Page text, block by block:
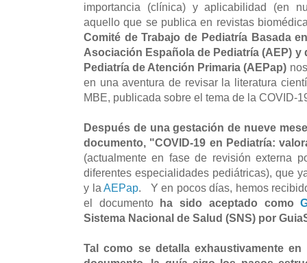
importancia (clínica) y aplicabilidad (en
aquello que se publica en revistas
Comité de Trabajo de Pediatría Basada
Asociación Española de Pediatría (AEP)
Pediatría de Atención Primaria (AEPap)
en una aventura de revisar la literatura
MBE, publicada sobre el tema de la COVID-
Después de una gestación de nueve
documento, "COVID-19 en Pediatría:
(actualmente en fase de revisión externa
diferentes especialidades pediátricas), que
y laAEPap. Y en pocos días, hemos
el documento ha sido aceptado como
Sistema Nacional de Salud (SNS) por
Tal como se detalla exhaustivamente